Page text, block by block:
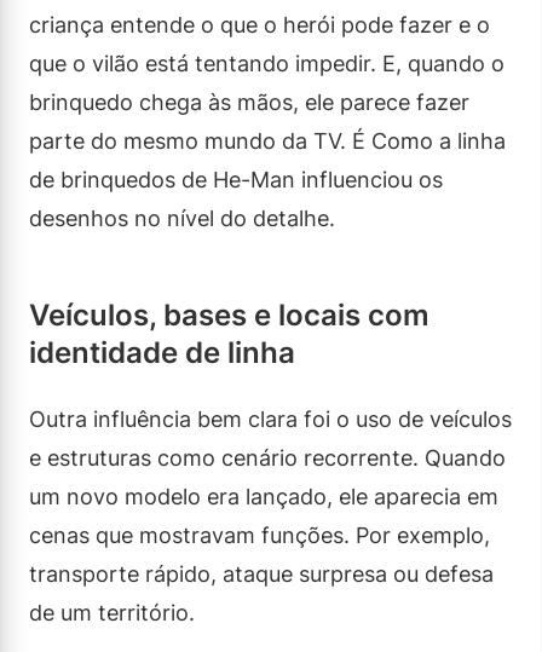
criança entende o que o herói pode fazer e o
que o vilão está tentando impedir. E, quando o
brinquedo chega às mãos, ele parece fazer
parte do mesmo mundo da TV. É Como a linha
de brinquedos de He-Man influenciou os
desenhos no nível do detalhe.
Veículos, bases e locais com
identidade de linha
Outra influência bem clara foi o uso de veículos
e estruturas como cenário recorrente. Quando
um novo modelo era lançado, ele aparecia em
cenas que mostravam funções. Por exemplo,
transporte rápido, ataque surpresa ou defesa
de um território.